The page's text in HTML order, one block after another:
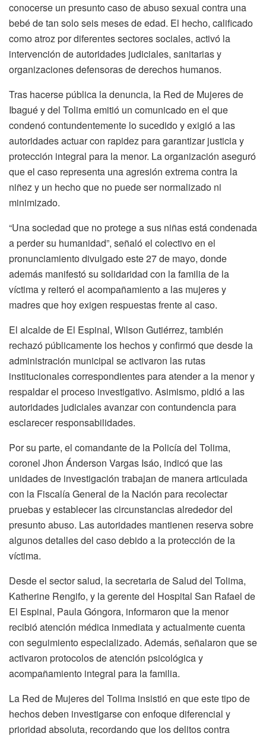
conocerse un presunto caso de abuso sexual contra una
bebé de tan solo seis meses de edad. El hecho, calificado
como atroz por diferentes sectores sociales, activó la
intervención de autoridades judiciales, sanitarias y
organizaciones defensoras de derechos humanos.
Tras hacerse pública la denuncia, la Red de Mujeres de
Ibagué y del Tolima emitió un comunicado en el que
condenó contundentemente lo sucedido y exigió a las
autoridades actuar con rapidez para garantizar justicia y
protección integral para la menor. La organización aseguró
que el caso representa una agresión extrema contra la
niñez y un hecho que no puede ser normalizado ni
minimizado.
“Una sociedad que no protege a sus niñas está condenada
a perder su humanidad”, señaló el colectivo en el
pronunciamiento divulgado este 27 de mayo, donde
además manifestó su solidaridad con la familia de la
víctima y reiteró el acompañamiento a las mujeres y
madres que hoy exigen respuestas frente al caso.
El alcalde de El Espinal, Wilson Gutiérrez, también
rechazó públicamente los hechos y confirmó que desde la
administración municipal se activaron las rutas
institucionales correspondientes para atender a la menor y
respaldar el proceso investigativo. Asimismo, pidió a las
autoridades judiciales avanzar con contundencia para
esclarecer responsabilidades.
Por su parte, el comandante de la Policía del Tolima,
coronel Jhon Ánderson Vargas Isáo, indicó que las
unidades de investigación trabajan de manera articulada
con la Fiscalía General de la Nación para recolectar
pruebas y establecer las circunstancias alrededor del
presunto abuso. Las autoridades mantienen reserva sobre
algunos detalles del caso debido a la protección de la
víctima.
Desde el sector salud, la secretaria de Salud del Tolima,
Katherine Rengifo, y la gerente del Hospital San Rafael de
El Espinal, Paula Góngora, informaron que la menor
recibió atención médica inmediata y actualmente cuenta
con seguimiento especializado. Además, señalaron que se
activaron protocolos de atención psicológica y
acompañamiento integral para la familia.
La Red de Mujeres del Tolima insistió en que este tipo de
hechos deben investigarse con enfoque diferencial y
prioridad absoluta, recordando que los delitos contra